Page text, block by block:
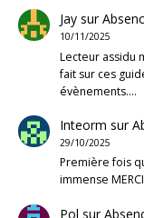
Jaysur
10/11/2025
Lecteur assidu
fait sur ces
évènements.…
Inteorm sur
29/10/2025
Première fois
immense
Pol sur